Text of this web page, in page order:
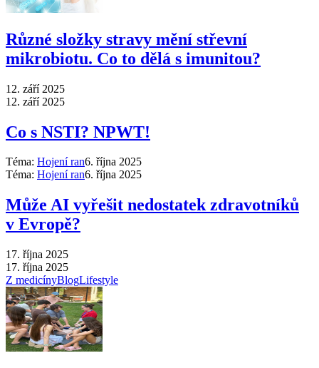
Různé složky stravy mění střevní
mikrobiotu. Co to dělá s imunitou?
12. září 2025
12. září 2025
Co s NSTI? NPWT!
Téma: Hojení ran6. října 2025
Téma: Hojení ran6. října 2025
Může AI vyřešit nedostatek zdravotníků
v Evropě?
17. října 2025
17. října 2025
Z medicínyBlogLifestyle